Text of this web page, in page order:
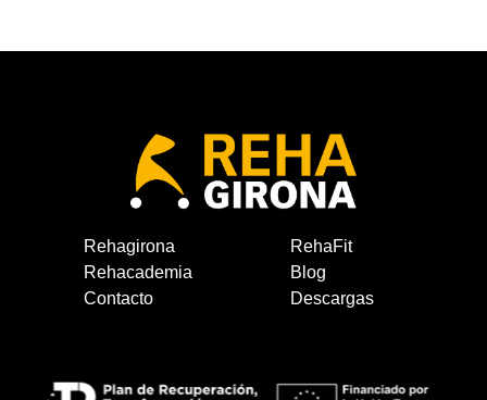
Rehagirona
RehaFit
Rehacademia
Blog
Contacto
Descargas